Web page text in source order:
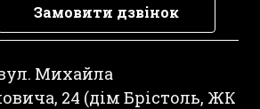
Замовити дзвінок
Михайла
24 (дім Брістоль, ЖК